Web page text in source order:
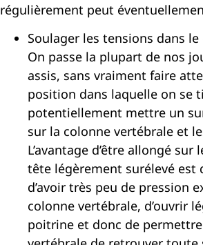
régulièrement peut
Soulager les tensions dans le
On passe la plupart de nos
assis, sans vraiment faire
position dans laquelle on se
potentiellement mettre un
sur la colonne vertébrale et
L’avantage d’être allongé sur
tête légèrement surélevé est
d’avoir très peu de pression
colonne vertébrale, d’ouvrir
poitrine et donc de